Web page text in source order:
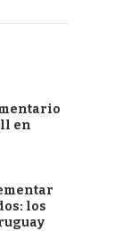
en
los